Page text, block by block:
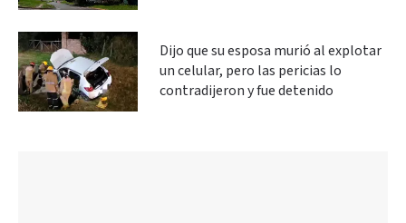
Dijo que su esposa murió al explotar
un celular, pero las pericias lo
contradijeron y fue detenido